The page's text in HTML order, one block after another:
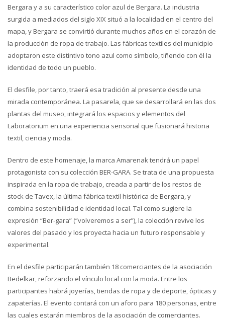
Bergara y a su característico color azul de Bergara. La industria
surgida a mediados del siglo XIX situó a la localidad en el centro del
mapa, y Bergara se convirtió durante muchos años en el corazón de
la producción de ropa de trabajo. Las fábricas textiles del municipio
adoptaron este distintivo tono azul como símbolo, tiñendo con él la
identidad de todo un pueblo.
El desfile, por tanto, traerá esa tradición al presente desde una
mirada contemporánea. La pasarela, que se desarrollará en las dos
plantas del museo, integrará los espacios y elementos del
Laboratorium en una experiencia sensorial que fusionará historia
textil, ciencia y moda.
Dentro de este homenaje, la marca Amarenak tendrá un papel
protagonista con su colección BER-GARA. Se trata de una propuesta
inspirada en la ropa de trabajo, creada a partir de los restos de
stock de Tavex, la última fábrica textil histórica de Bergara, y
combina sostenibilidad e identidad local. Tal como sugiere la
expresión “Ber-gara” (“volveremos a ser”), la colección revive los
valores del pasado y los proyecta hacia un futuro responsable y
experimental.
En el desfile participarán también 18 comerciantes de la asociación
Bedelkar, reforzando el vínculo local con la moda. Entre los
participantes habrá joyerías, tiendas de ropa y de deporte, ópticas y
zapaterías. El evento contará con un aforo para 180 personas, entre
las cuales estarán miembros de la asociación de comerciantes.